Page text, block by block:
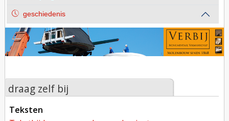
geschiedenis
draag zelf bij
teksten